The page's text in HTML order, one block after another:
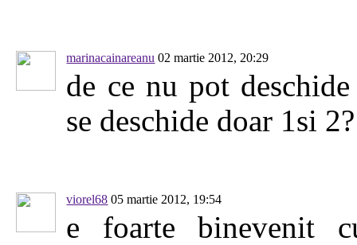
marinacainareanu 02 martie 2012, 20:29
de ce nu pot
se deschide doar 1si 2?
viorel68 05 martie 2012, 19:54
e foarte binevenit